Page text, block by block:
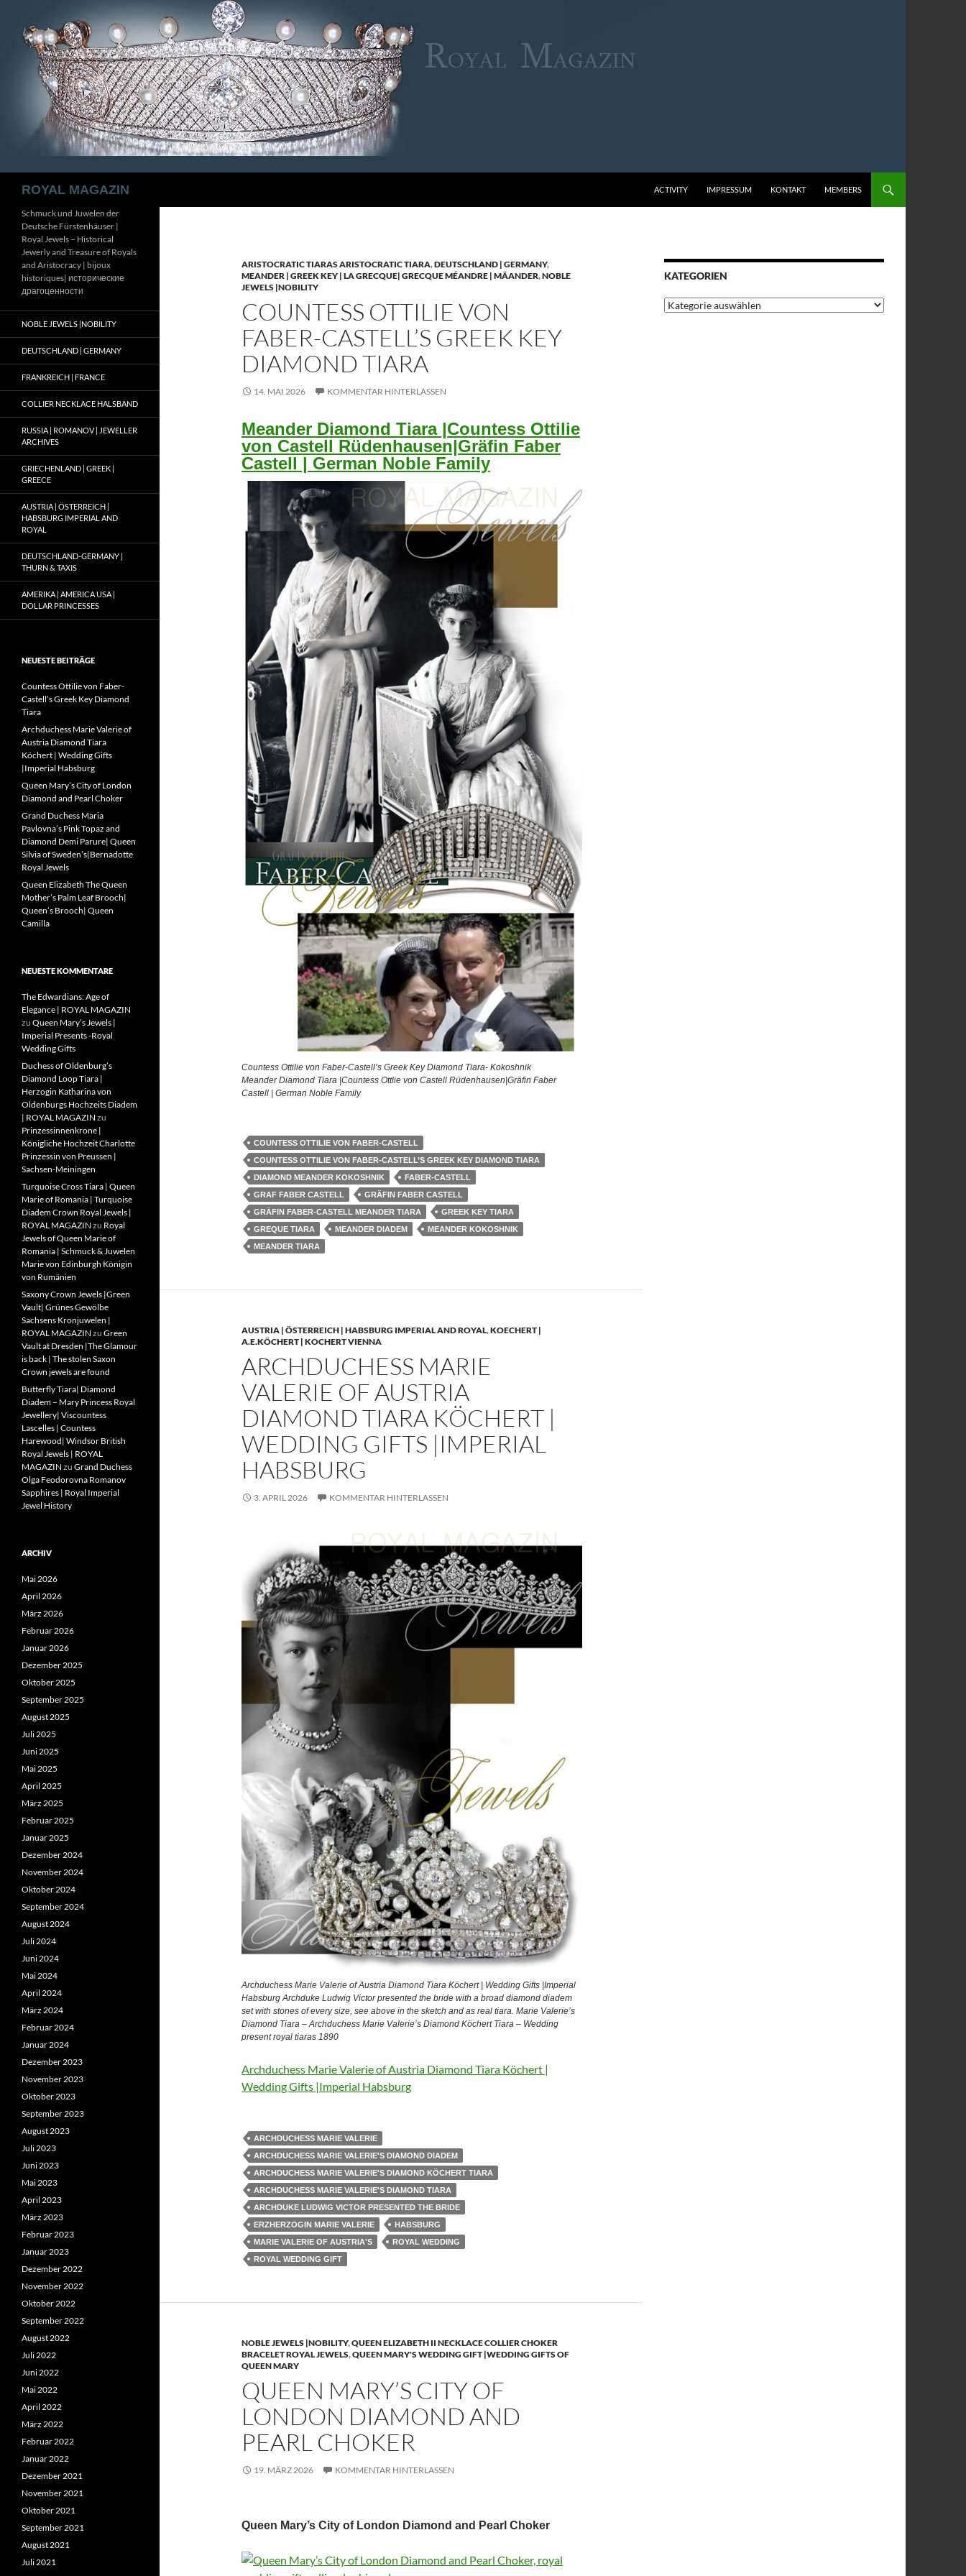
Inhalt
springen
ROYAL MAGAZIN ACTIVITY IMPRESSUM KONTAKT MEMBERS
ARISTOCRATIC TIARAS ARISTOCRATIC TIARA,DEUTSCHLAND | GERMANY,
MEANDER | GREEK KEY | LA GRECQUE| GRECQUE MÉANDRE | MÄANDER,NOBLE
JEWELS |NOBILITY
COUNTESS OTTILIE VON
FABER-CASTELL’S GREEK KEY
DIAMOND TIARA
14. MAI 2026 KOMMENTAR HINTERLASSEN
Meander Diamond Tiara |Countess Ottilie
von Castell Rüdenhausen|Gräfin Faber
Castell | German Noble Family
Countess Ottilie von Faber-Castell’s Greek Key Diamond Tiara- Kokoshnik
Meander Diamond Tiara |Countess Ottlie von Castell Rüdenhausen|Gräfin Faber
Castell | German Noble Family
COUNTESS OTTILIE VON FABER-CASTELL
COUNTESS OTTILIE VON FABER-CASTELL’S GREEK KEY DIAMOND TIARA
DIAMOND MEANDER KOKOSHNIK
FABER-CASTELL
GRAF FABER CASTELL
GRÄFIN FABER CASTELL
GRÄFIN FABER-CASTELL MEANDER TIARA
GREEK KEY TIARA
GREQUE TIARA
MEANDER DIADEM
MEANDER KOKOSHNIK
MEANDER TIARA
AUSTRIA | ÖSTERREICH | HABSBURG IMPERIAL AND ROYAL,KOECHERT |
A.E.KÖCHERT | KOCHERT VIENNA
ARCHDUCHESS MARIE
VALERIE OF AUSTRIA
DIAMOND TIARA KÖCHERT |
WEDDING GIFTS |IMPERIAL
HABSBURG
3. APRIL 2026 KOMMENTAR HINTERLASSEN
Archduchess Marie Valerie of Austria Diamond Tiara Köchert | Wedding Gifts |Imperial
Habsburg Archduke Ludwig Victor presented the bride with a broad diamond diadem
set with stones of every size, see above in the sketch and as real tiara. Marie Valerie’s
Diamond Tiara – Archduchess Marie Valerie’s Diamond Köchert Tiara – Wedding
present royal tiaras 1890
Archduchess Marie Valerie of Austria Diamond Tiara Köchert |
Wedding Gifts |Imperial Habsburg
ARCHDUCHESS MARIE VALERIE
ARCHDUCHESS MARIE VALERIE'S DIAMOND DIADEM
ARCHDUCHESS MARIE VALERIE'S DIAMOND KÖCHERT TIARA
ARCHDUCHESS MARIE VALERIE'S DIAMOND TIARA
ARCHDUKE LUDWIG VICTOR PRESENTED THE BRIDE
ERZHERZOGIN MARIE VALERIE
HABSBURG
MARIE VALERIE OF AUSTRIA'S
ROYAL WEDDING
ROYAL WEDDING GIFT
NOBLE JEWELS |NOBILITY,QUEEN ELIZABETH II NECKLACE COLLIER CHOKER
BRACELET ROYAL JEWELS,QUEEN MARY'S WEDDING GIFT |WEDDING GIFTS OF
QUEEN MARY
QUEEN MARY’S CITY OF
LONDON DIAMOND AND
PEARL CHOKER
19. MÄRZ 2026 KOMMENTAR HINTERLASSEN
Queen Mary’s City of London Diamond and Pearl Choker
KATEGORIEN
Kategorien
Schmuck und Juwelen der
Deutsche Fürstenhäuser |
Royal Jewels – Historical
Jewerly and Treasure of Royals
and Aristocracy | bijoux
historiques| исторические
драгоценности
NOBLE JEWELS |NOBILITY
DEUTSCHLAND | GERMANY
FRANKREICH | FRANCE
COLLIER NECKLACE HALSBAND
RUSSIA | ROMANOV | JEWELLER
ARCHIVES
GRIECHENLAND | GREEK |
GREECE
AUSTRIA | ÖSTERREICH |
HABSBURG IMPERIAL AND
ROYAL
DEUTSCHLAND-GERMANY |
THURN & TAXIS
AMERIKA | AMERICA USA |
DOLLAR PRINCESSES
NEUESTE BEITRÄGE
Countess Ottilie von Faber-
Castell’s Greek Key Diamond
Tiara
Archduchess Marie Valerie of
Austria Diamond Tiara
Köchert | Wedding Gifts
|Imperial Habsburg
Queen Mary’s City of London
Diamond and Pearl Choker
Grand Duchess Maria
Pavlovna’s Pink Topaz and
Diamond Demi Parure| Queen
Silvia of Sweden’s|Bernadotte
Royal Jewels
Queen Elizabeth The Queen
Mother’s Palm Leaf Brooch|
Queen’s Brooch| Queen
Camilla
NEUESTE KOMMENTARE
The Edwardians: Age of
Elegance | ROYAL MAGAZIN
zu Queen Mary’s Jewels |
Imperial Presents -Royal
Wedding Gifts
Duchess of Oldenburg’s
Diamond Loop Tiara |
Herzogin Katharina von
Oldenburgs Hochzeits Diadem
| ROYAL MAGAZIN zu
Prinzessinnenkrone |
Königliche Hochzeit Charlotte
Prinzessin von Preussen |
Sachsen-Meiningen
Turquoise Cross Tiara | Queen
Marie of Romania | Turquoise
Diadem Crown Royal Jewels |
ROYAL MAGAZIN zu Royal
Jewels of Queen Marie of
Romania | Schmuck & Juwelen
Marie von Edinburgh Königin
von Rumänien
Saxony Crown Jewels |Green
Vault| Grünes Gewölbe
Sachsens Kronjuwelen |
ROYAL MAGAZIN zu Green
Vault at Dresden |The Glamour
is back | The stolen Saxon
Crown jewels are found
Butterfly Tiara| Diamond
Diadem – Mary Princess Royal
Jewellery| Viscountess
Lascelles | Countess
Harewood| Windsor British
Royal Jewels | ROYAL
MAGAZIN zu Grand Duchess
Olga Feodorovna Romanov
Sapphires | Royal Imperial
Jewel History
ARCHIV
Mai 2026
April 2026
März 2026
Februar 2026
Januar 2026
Dezember 2025
Oktober 2025
September 2025
August 2025
Juli 2025
Juni 2025
Mai 2025
April 2025
März 2025
Februar 2025
Januar 2025
Dezember 2024
November 2024
Oktober 2024
September 2024
August 2024
Juli 2024
Juni 2024
Mai 2024
April 2024
März 2024
Februar 2024
Januar 2024
Dezember 2023
November 2023
Oktober 2023
September 2023
August 2023
Juli 2023
Juni 2023
Mai 2023
April 2023
März 2023
Februar 2023
Januar 2023
Dezember 2022
November 2022
Oktober 2022
September 2022
August 2022
Juli 2022
Juni 2022
Mai 2022
April 2022
März 2022
Februar 2022
Januar 2022
Dezember 2021
November 2021
Oktober 2021
September 2021
August 2021
Juli 2021